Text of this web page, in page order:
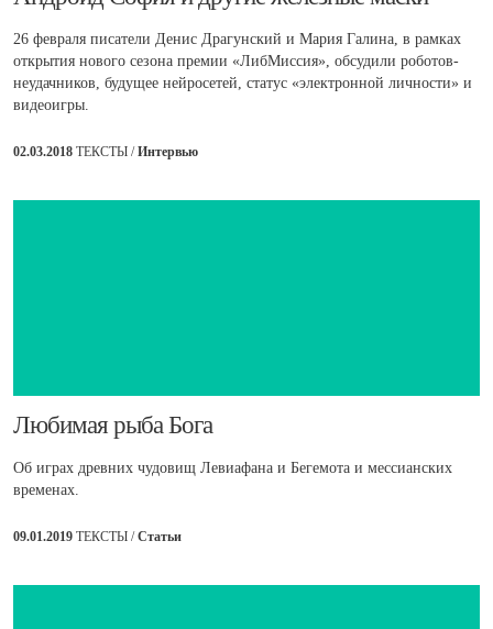
26 февраля писатели Денис Драгунский и Мария Галина, в рамках
открытия нового сезона премии «ЛибМиссия», обсудили роботов-
неудачников, будущее нейросетей, статус «электронной личности» и
видеоигры.
02.03.2018 ТЕКСТЫ /Интервью
Любимая рыба Бога
Об играх древних чудовищ Левиафана и Бегемота и мессианских
временах.
09.01.2019 ТЕКСТЫ /Статьи